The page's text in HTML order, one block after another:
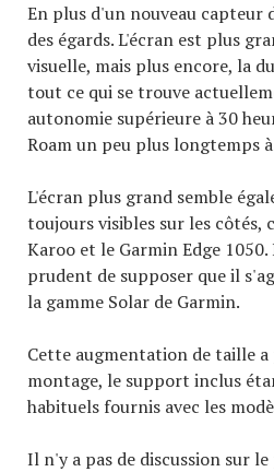
En plus d'un nouveau capteur
des égards. L'écran est plus
visuelle, mais plus encore, la
tout ce qui se trouve
autonomie supérieure à 30
Roam un peu plus longtemps
L'écran plus grand semble
toujours visibles sur les côtés,
Karoo et le Garmin Edge
prudent de supposer que il
la gamme Solar de Garmin.
Cette augmentation de taille
montage, le support inclus
habituels fournis avec les
Il n'y a pas de discussion sur